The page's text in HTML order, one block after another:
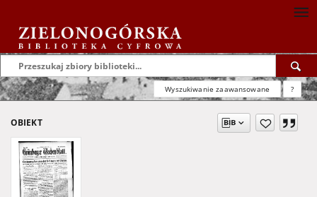
Wyszukiwanie zaawansowane ?
OBIEKT